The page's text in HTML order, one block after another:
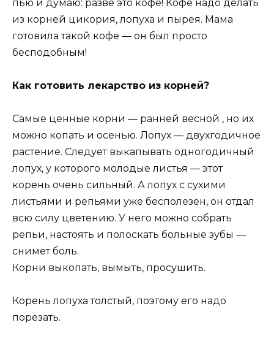
пью и думаю: разве это кофе! Кофе надо делать
из корней цикория, лопуха и пырея. Мама
готовила такой кофе — он был просто
бесподобным!
Как готовить лекарство из корней?
Самые ценные корни — ранней весной , но их
можно копать и осенью. Лопух — двухгодичное
растение. Следует выкапывать одногодичный
лопух, у которого молодые листья — этот
корень очень сильный. А лопух с сухими
листьями и репьями уже бесполезен, он отдал
всю силу цветению. У него можно собрать
репьи, настоять и полоскать больные зубы —
снимет боль.
Корни выкопать, вымыть, просушить.
Корень лопуха толстый, поэтому его надо
порезать.